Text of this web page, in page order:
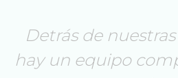
Detrás de
hay un equipo